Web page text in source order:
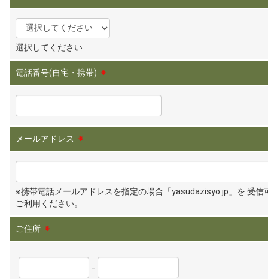
選択してください
電話番号(自宅・携帯) ※
メールアドレス ※
※携帯電話メールアドレスを指定の場合「yasudazisyo.jp」を 受信
ご利用ください。
ご住所 ※
-